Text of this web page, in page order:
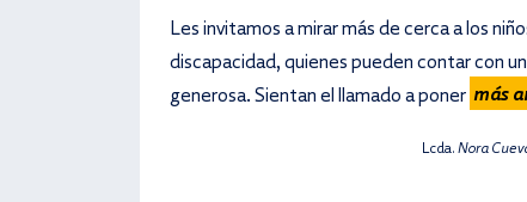
Les invitamos a mirar más de cerca a los
discapacidad, quienes pueden contar con
generosa. Sientan el llamado a poner más
Lcda.Nora